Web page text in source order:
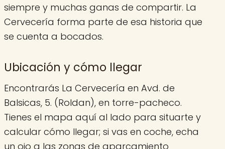
siempre y muchas ganas de compartir. La
Cervecería forma parte de esa historia que
se cuenta a bocados.
Ubicación y cómo llegar
Encontrarás La Cervecería en Avd. de
Balsicas, 5. (Roldan), en torre-pacheco.
Tienes el mapa aquí al lado para situarte y
calcular cómo llegar; si vas en coche, echa
un ojo a las zonas de aparcamiento